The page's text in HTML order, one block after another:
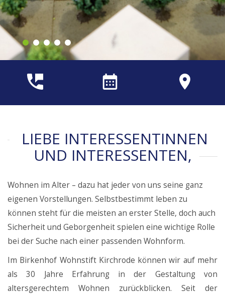
LIEBE INTERESSENTINNEN
UND INTERESSENTEN,
Wohnen im Alter – dazu hat jeder von uns seine ganz
eigenen Vorstellungen. Selbstbestimmt leben zu
können steht für die meisten an erster Stelle, doch auch
Sicherheit und Geborgenheit spielen eine wichtige Rolle
bei der Suche nach einer passenden Wohnform.
Im Birkenhof Wohnstift Kirchrode können wir auf mehr
als 30 Jahre Erfahrung in der Gestaltung von
altersgerechtem Wohnen zurückblicken. Seit der